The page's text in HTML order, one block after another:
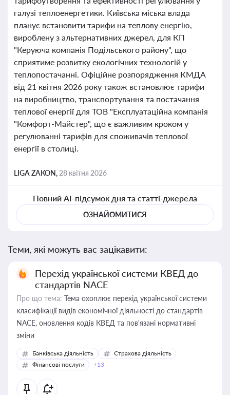
галузі теплоенергетики. Київська міська влада
планує встановити тарифи на теплову енергію,
вироблену з альтернативних джерел, для КП
"Керуюча компанія Подільського району", що
сприятиме розвитку екологічних технологій у
теплопостачанні. Офіційне розпорядження КМДА
від 21 квітня 2026 року також встановлює тарифи
на виробництво, транспортування та постачання
теплової енергії для ТОВ "Експлуатаційна компанія
"Комфорт-Майстер", що є важливим кроком у
регулюванні тарифів для споживачів теплової
енергії в столиці.
LIGA ZAKON, 28 квітня 2026
Повний AI-підсумок дня та статті-джерела
ОЗНАЙОМИТИСЯ
Теми, які можуть вас зацікавити:
Перехід української системи КВЕД до
стандартів NACE
Про що тема: Тема охоплює перехід української системи
класифікації видів економічної діяльності до стандартів
NACE, оновлення кодів КВЕД та пов'язані нормативні
зміни
Банківська діяльність
Страхова діяльність
Фінансові послуги
+13